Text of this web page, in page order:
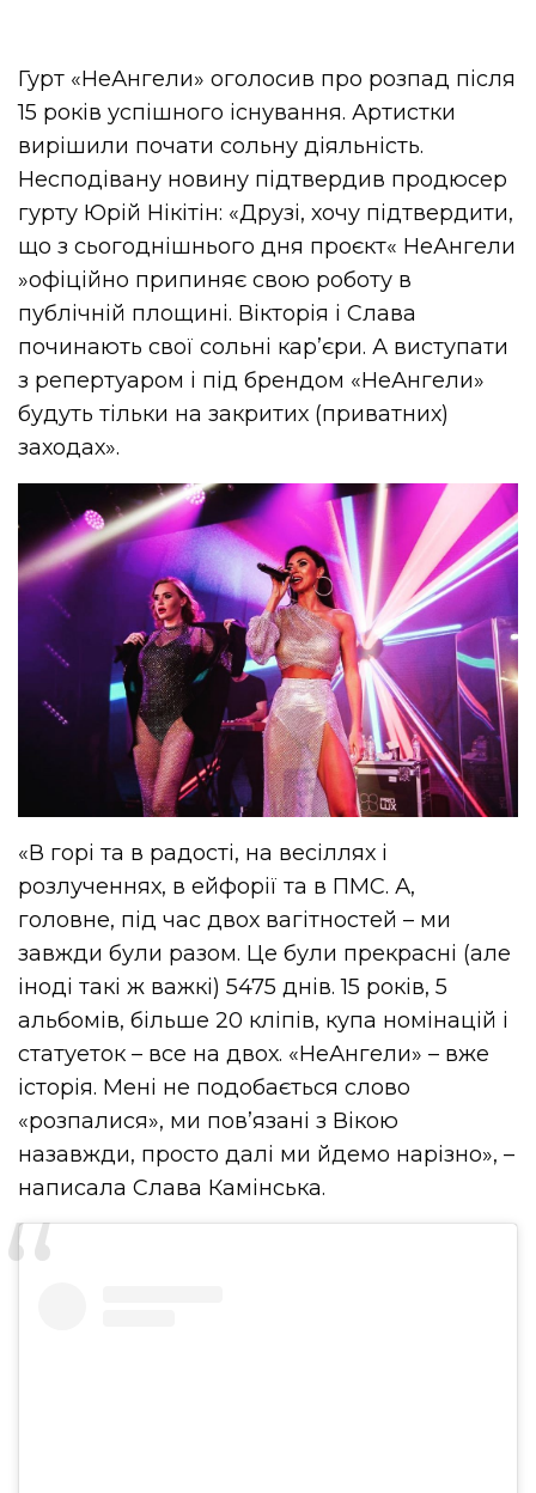
Гурт «НеАнгели» оголосив про розпад після
15 років успішного існування. Артистки
вирішили почати сольну діяльність.
Несподівану новину підтвердив продюсер
гурту Юрій Нікітін: «Друзі, хочу підтвердити,
що з сьогоднішнього дня проєкт« НеАнгели
»офіційно припиняє свою роботу в
публічній площині. Вікторія і Слава
починають свої сольні кар’єри. А виступати
з репертуаром і під брендом «НеАнгели»
будуть тільки на закритих (приватних)
заходах».
«В горі та в радості, на весіллях і
розлученнях, в ейфорії та в ПМС. А,
головне, під час двох вагітностей – ми
завжди були разом. Це були прекрасні (але
іноді такі ж важкі) 5475 днів. 15 років, 5
альбомів, більше 20 кліпів, купа номінацій і
статуеток – все на двох. «НеАнгели» – вже
історія. Мені не подобається слово
«розпалися», ми пов’язані з Вікою
назавжди, просто далі ми йдемо нарізно», –
написала Слава Камінська.